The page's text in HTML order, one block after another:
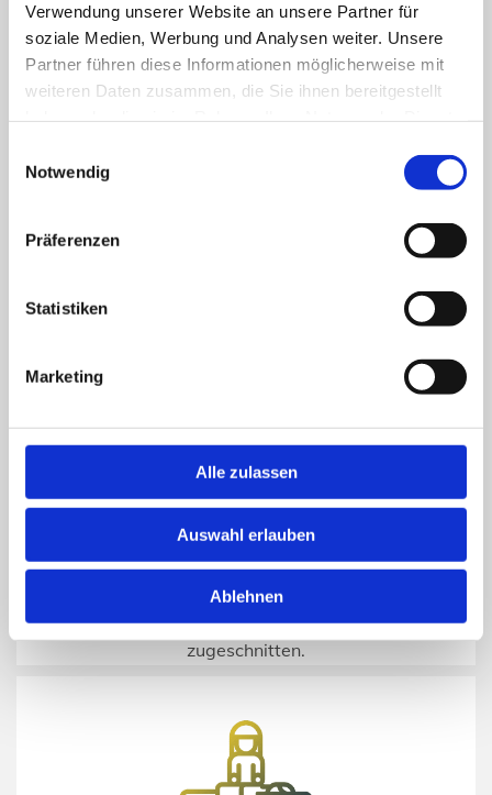
Verwendung unserer Website an unsere Partner für
soziale Medien, Werbung und Analysen weiter. Unsere
Partner führen diese Informationen möglicherweise mit
weiteren Daten zusammen, die Sie ihnen bereitgestellt
Notwendig
Präferenzen
Statistiken
Marketing
Alle zulassen
Auswahl erlauben
Ablehnen
konzentriert, die die Durchblutung fördern und
Klassische Fußbehandlungen, auf Ihre Bedürfnisse
zugeschnitten.